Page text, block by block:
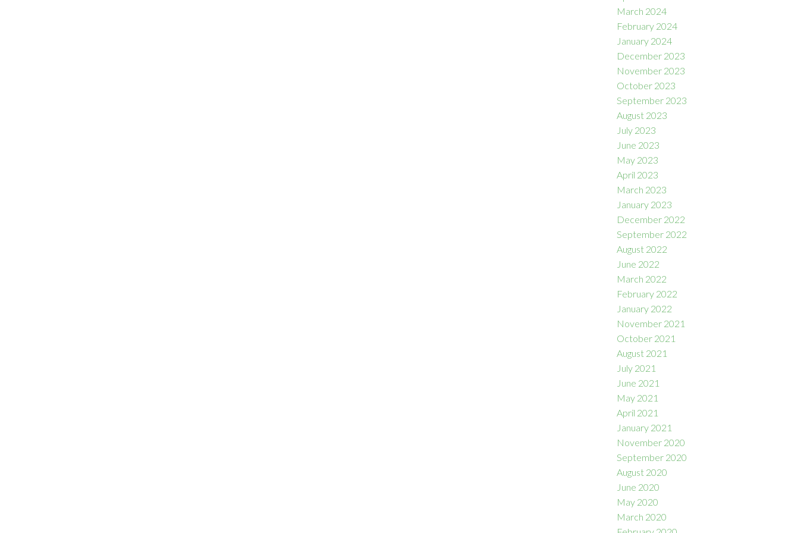
March 2024
February 2024
January 2024
December 2023
November 2023
October 2023
September 2023
August 2023
July 2023
June 2023
May 2023
April 2023
March 2023
January 2023
December 2022
September 2022
August 2022
June 2022
March 2022
February 2022
January 2022
November 2021
October 2021
August 2021
July 2021
June 2021
May 2021
April 2021
January 2021
November 2020
September 2020
August 2020
June 2020
May 2020
March 2020